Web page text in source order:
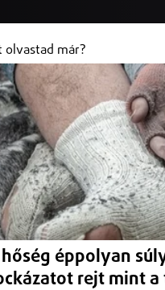
+36 (20) 316
a
nevelés
olvastad már?
éppolyan
rejt mint